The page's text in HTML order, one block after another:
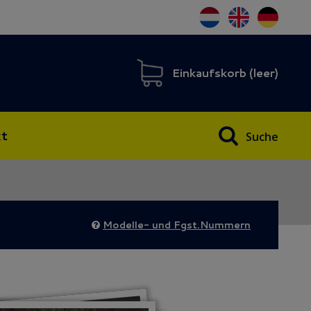
Einkaufskorb (leer)
Suche
Modelle- und Fgst.Nummern